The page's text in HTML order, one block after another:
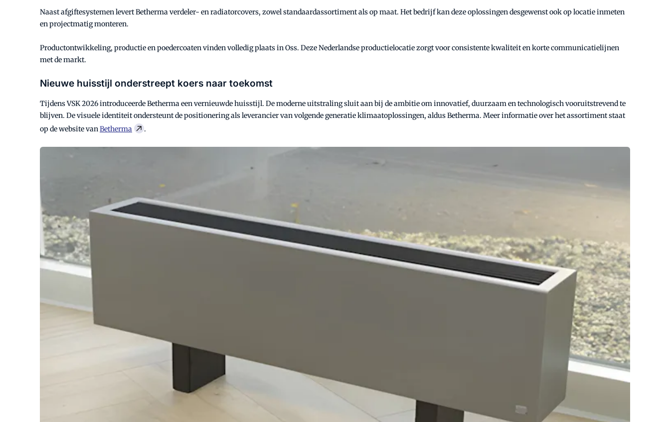
Naast afgiftesystemen levert Betherma verdeler- en radiatorcovers, zowel standaardassortiment als op maat. Het bedrijf kan deze oplossingen desgewenst ook op locatie inmeten
en projectmatig monteren.
Productontwikkeling, productie en poedercoaten vinden volledig plaats in Oss. Deze Nederlandse productielocatie zorgt voor consistente kwaliteit en korte communicatielijnen
met de markt.
Nieuwe huisstijl onderstreept koers naar toekomst
Tijdens VSK 2026 introduceerde Betherma een vernieuwde huisstijl. De moderne uitstraling sluit aan bij de ambitie om innovatief, duurzaam en technologisch vooruitstrevend te
blijven. De visuele identiteit ondersteunt de positionering als leverancier van volgende generatie klimaatoplossingen, aldus Betherma. Meer informatie over het assortiment staat
op de website vanBetherma .